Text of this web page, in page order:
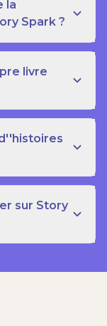
la
Spark ?
livre
sur Story